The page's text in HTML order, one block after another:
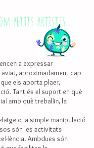
petits artistes
a expressar
aproximadament cap
que els aporta plaer,
Tant és el suport en què
amb què treballin, la
o la simple manipulació
són les activitats
Ambdues són